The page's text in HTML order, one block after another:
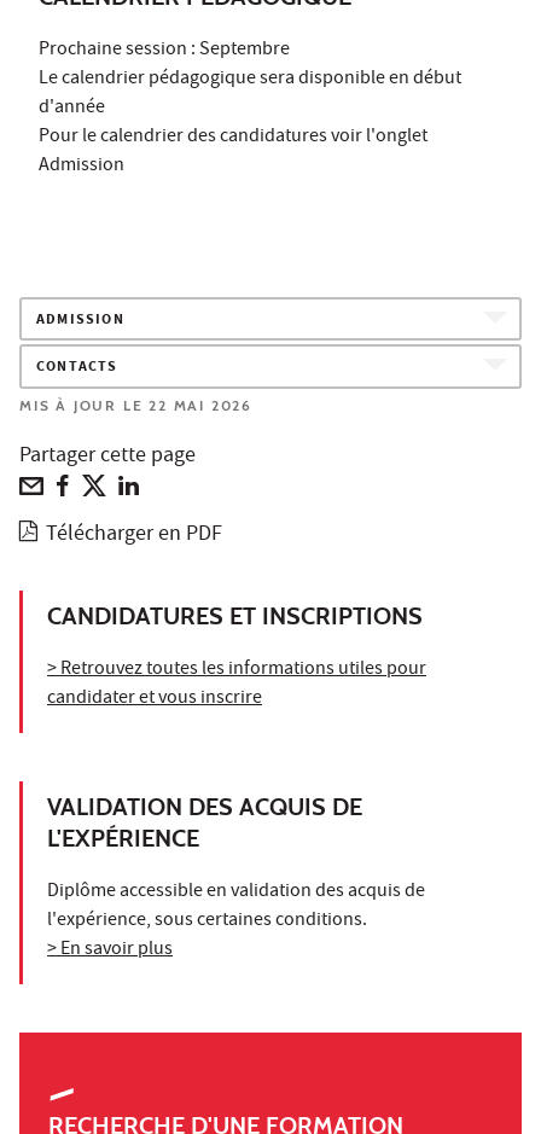
Prochaine session : Septembre
Le calendrier pédagogique sera disponible en début
d'année
Pour le calendrier des candidatures voir l'onglet
Admission
ADMISSION
CONTACTS
MIS À JOUR LE 22 MAI 2026
Partager cette page
Télécharger en PDF
CANDIDATURES ET INSCRIPTIONS
> Retrouvez toutes les informations utiles pour
candidater et vous inscrire
VALIDATION DES ACQUIS DE
L'EXPÉRIENCE
Diplôme accessible en validation des acquis de
l'expérience, sous certaines conditions.
> En savoir plus
RECHERCHE D'UNE FORMATION